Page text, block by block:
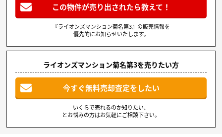
この物件が売り出されたら教えて！
『ライオンズマンション菊名第3』の販売情報を
優先的にお知らせいたします。
ライオンズマンション菊名第3を売りたい方
今すぐ無料売却査定をしたい
いくらで売れるのか知りたい、
とお悩みの方はお気軽にご相談下さい。